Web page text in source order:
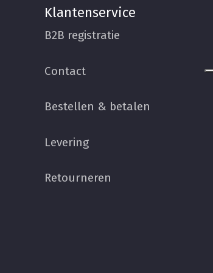
Klantenservice
B2B registratie
Contact
Bestellen & betalen
Levering
Retourneren